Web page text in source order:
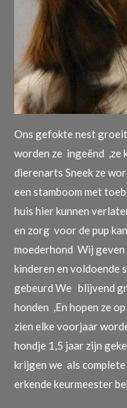
Ons gefokte nest
worden ze ingeënd ,ze
dierenarts Sneek ze
een stamboom met
huis hier kunnen
en zorg voor de pup
moederhond Wij
kinderen en voldoende
gebeurd We blijvend
honden ,En hopen ze
zien elke voorjaar
hondje 1,5 jaar zijn
krijgen we als
erkende keurmeester